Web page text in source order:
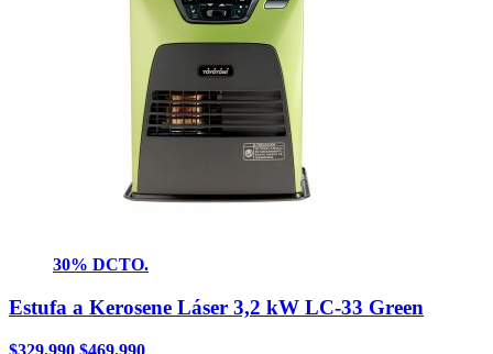
30% DCTO.
Estufa a Kerosene Láser 3,2 kW LC-33 Green
$329.990 $469.990